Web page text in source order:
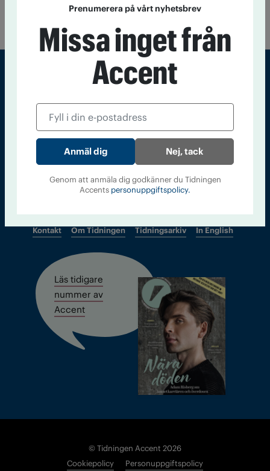
22 oktober 2020I boken Jag är olyckligt här utforskar film-
Tidningen Accent, A4, Bondegatan 21, 116 33 Stockholm
accent@iogt.se
Chefredaktör och ansvarig utgivare: Barbro Janson Lundkvist,
Kontakt Om Tidningen Tidningsarkiv In English
Läs tidigare
nummer av
Accent
© Tidningen Accent 2026
Cookiepolicy
Personuppgiftspolicy
Prenumerera på vårt nyhetsbrev
Missa inget från
Accent
Nej, tack
Genom att anmäla dig godkänner du Tidningen
Accents personuppgiftspolicy.